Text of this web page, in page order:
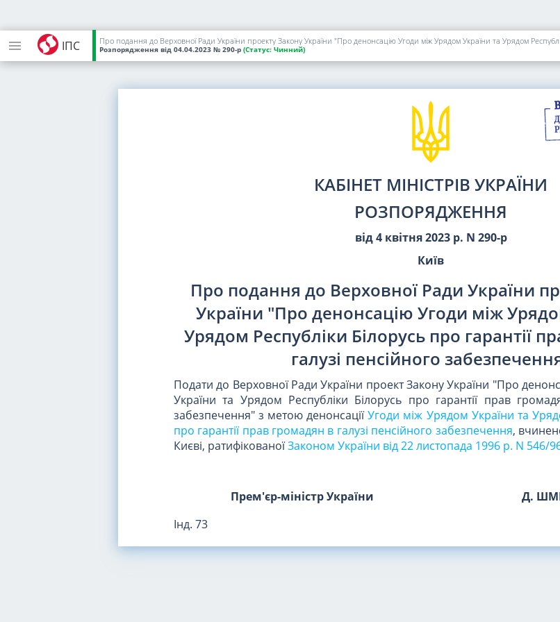
ІПС Про подання до Верховної Ради України проекту Закону України "Про денонсацію Угоди між Урядом України та Урядом
Розпорядження від 04.04.2023 № 290-р (Статус: Чинний)
КАБІНЕТ МІНІСТРІВ УКРАЇНИ
РОЗПОРЯДЖЕННЯ
від 4 квітня 2023 р. N 290-р
Київ
Про подання до Верховної Ради України
України "Про денонсацію Угоди між
Урядом Республіки Білорусь про гарантії
галузі пенсійного
Подати до Верховної Ради України проект Закону України "Про
України та Урядом Республіки Білорусь про гарантії прав
забезпечення" з метою денонсаціїУгоди між Урядом України та
про гарантії прав громадян в галузі пенсійного забезпечення,
Києві, ратифікованоїЗаконом України від 22 листопада 1996 р. N 546/
Прем'єр-міністр України
Д.
Інд. 73